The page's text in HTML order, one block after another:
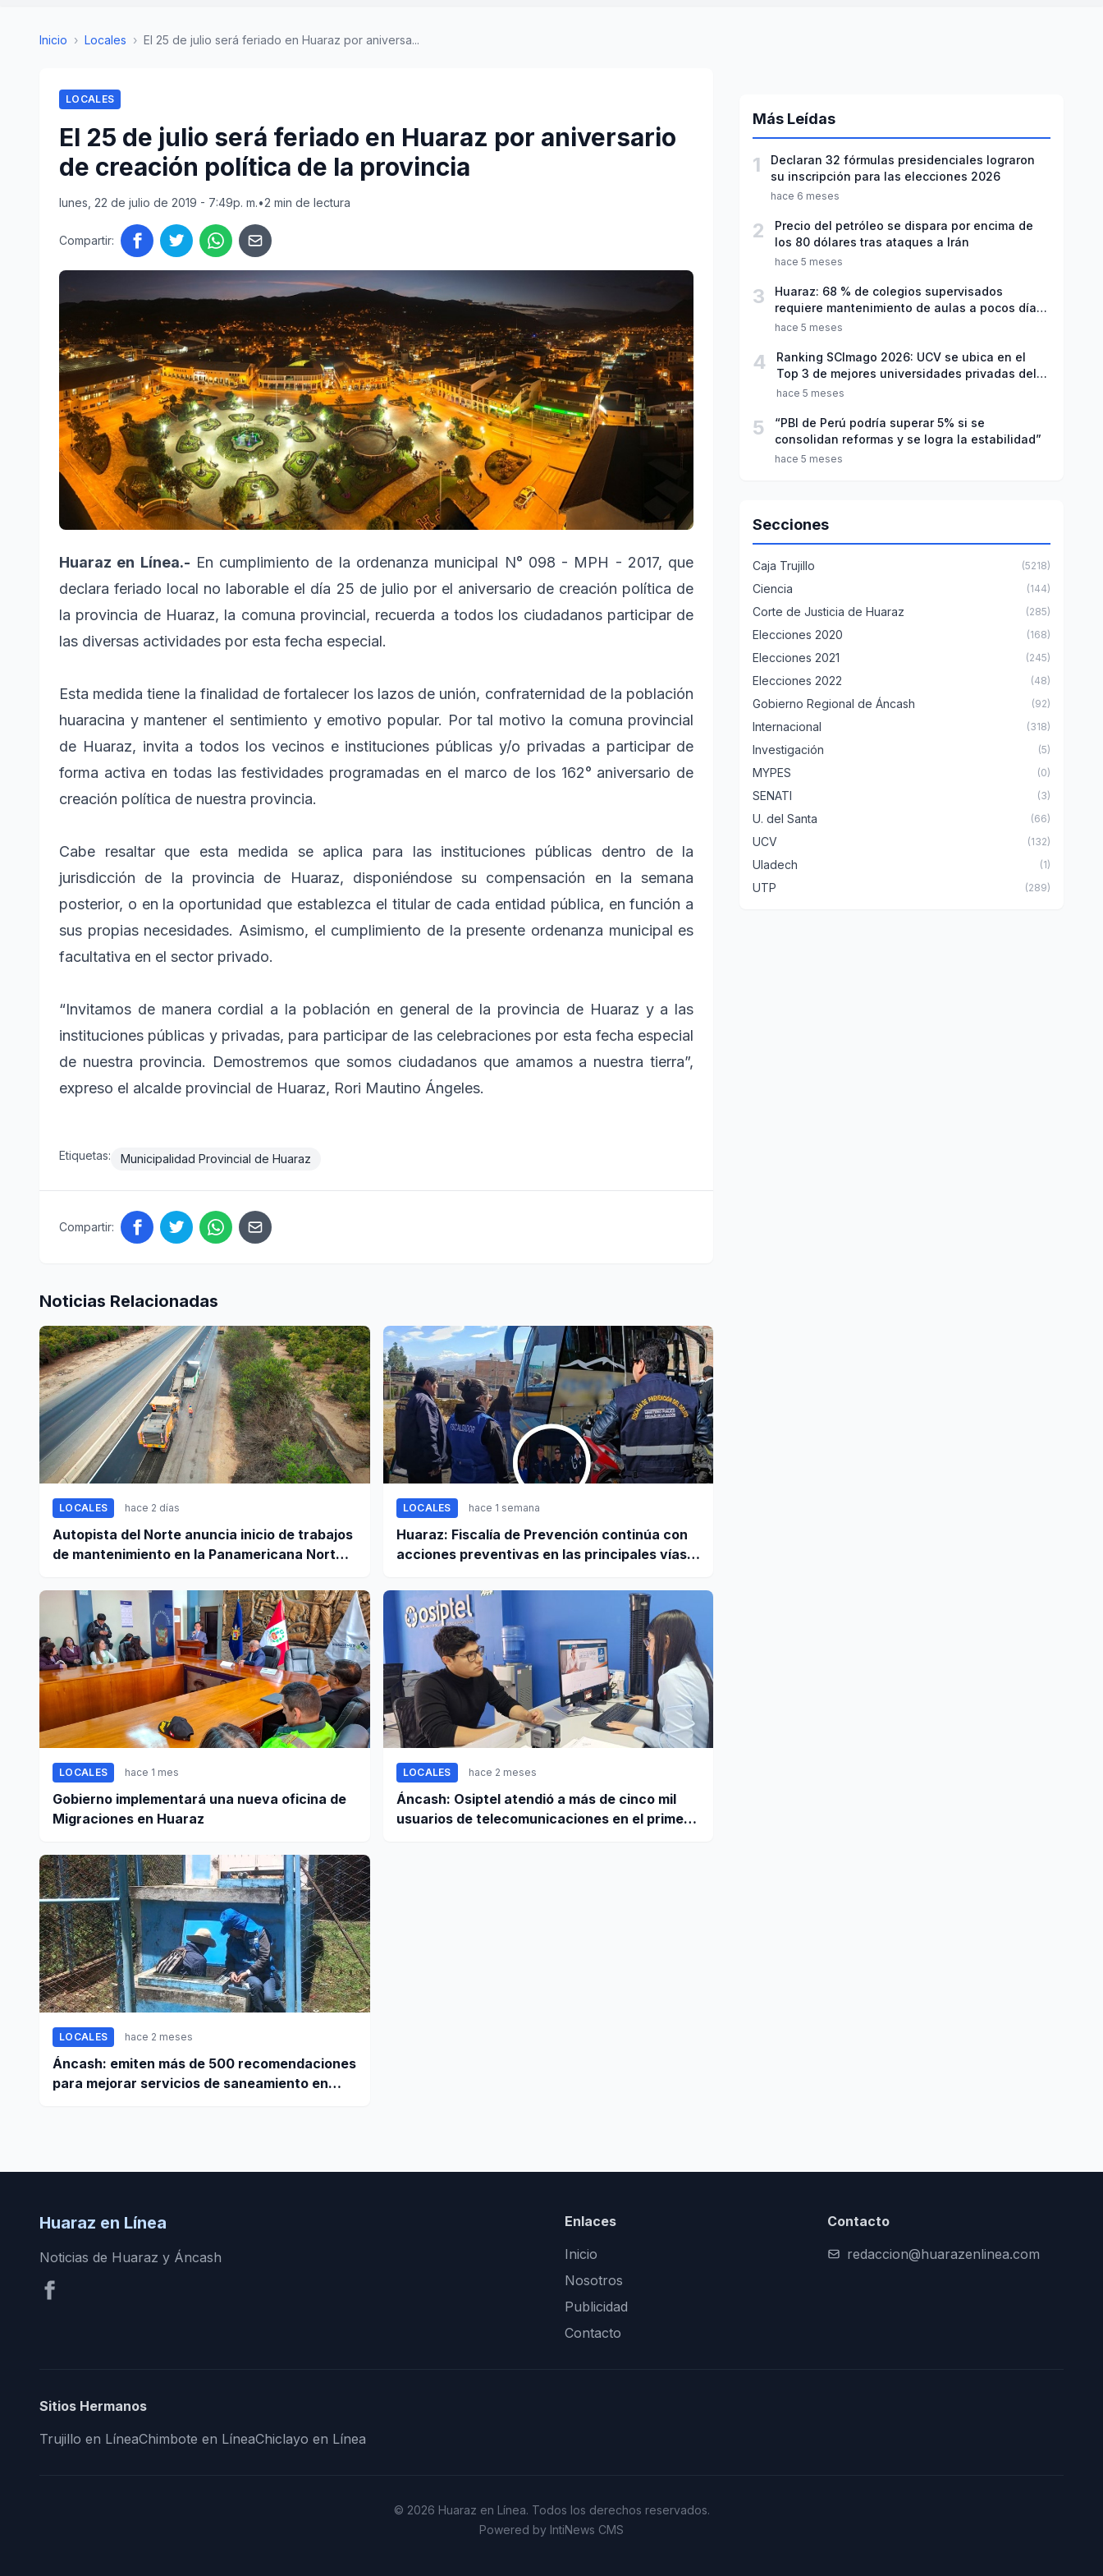
Inicio › Locales › El 25 de julio será feriado en Huaraz por aniversa...
LOCALES
El 25 de julio será feriado en Huaraz por aniversario
de creación política de la provincia
lunes, 22 de julio de 2019 - 7:49p. m.•2 min de lectura
Compartir:
Huaraz en Línea.- En cumplimiento de la ordenanza municipal N° 098 - MPH - 2017, que
declara feriado local no laborable el día 25 de julio por el aniversario de creación política de
la provincia de Huaraz, la comuna provincial, recuerda a todos los ciudadanos participar de
las diversas actividades por esta fecha especial.
Esta medida tiene la finalidad de fortalecer los lazos de unión, confraternidad de la población
huaracina y mantener el sentimiento y emotivo popular. Por tal motivo la comuna provincial
de Huaraz, invita a todos los vecinos e instituciones públicas y/o privadas a participar de
forma activa en todas las festividades programadas en el marco de los 162° aniversario de
creación política de nuestra provincia.
Cabe resaltar que esta medida se aplica para las instituciones públicas dentro de la
jurisdicción de la provincia de Huaraz, disponiéndose su compensación en la semana
posterior, o en la oportunidad que establezca el titular de cada entidad pública, en función a
sus propias necesidades. Asimismo, el cumplimiento de la presente ordenanza municipal es
facultativa en el sector privado.
“Invitamos de manera cordial a la población en general de la provincia de Huaraz y a las
instituciones públicas y privadas, para participar de las celebraciones por esta fecha especial
de nuestra provincia. Demostremos que somos ciudadanos que amamos a nuestra tierra”,
expreso el alcalde provincial de Huaraz, Rori Mautino Ángeles.
Etiquetas: Municipalidad Provincial de Huaraz
Compartir:
Noticias Relacionadas
LOCALES hace 2 días
Autopista del Norte anuncia inicio de trabajos
de mantenimiento en la Panamericana Norte
LOCALES hace 1 semana
Huaraz: Fiscalía de Prevención continúa con
acciones preventivas en las principales vías
LOCALES hace 1 mes
Gobierno implementará una nueva oficina de
Migraciones en Huaraz
LOCALES hace 2 meses
Áncash: Osiptel atendió a más de cinco mil
usuarios de telecomunicaciones en el primer
LOCALES hace 2 meses
Áncash: emiten más de 500 recomendaciones
para mejorar servicios de saneamiento en
Más Leídas
1
Declaran 32 fórmulas presidenciales lograron
su inscripción para las elecciones 2026
hace 6 meses
2
Precio del petróleo se dispara por encima de
los 80 dólares tras ataques a Irán
hace 5 meses
3
Huaraz: 68 % de colegios supervisados
requiere mantenimiento de aulas a pocos días
de inicio del año escolar 2026
hace 5 meses
4
Ranking SCImago 2026: UCV se ubica en el
Top 3 de mejores universidades privadas del
Perú
hace 5 meses
5
“PBI de Perú podría superar 5% si se
consolidan reformas y se logra la estabilidad”
hace 5 meses
Secciones
Caja Trujillo (5218)
Ciencia (144)
Corte de Justicia de Huaraz (285)
Elecciones 2020 (168)
Elecciones 2021 (245)
Elecciones 2022 (48)
Gobierno Regional de Áncash (92)
Internacional (318)
Investigación (5)
MYPES (0)
SENATI (3)
U. del Santa (66)
UCV (132)
Uladech (1)
UTP (289)
Huaraz en Línea
Noticias de Huaraz y Áncash
Enlaces
Inicio
Nosotros
Publicidad
Contacto
Contacto
redaccion@huarazenlinea.com
Sitios Hermanos
Trujillo en LíneaChimbote en LíneaChiclayo en Línea
© 2026 Huaraz en Línea. Todos los derechos reservados.
Powered by IntiNews CMS